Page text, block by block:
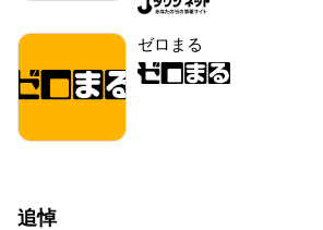
ゼロまる
追悼